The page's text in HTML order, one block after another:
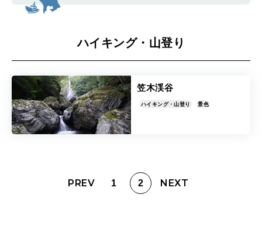
ハイキング・山登り
笠木渓谷
ハイキング・山登り 景色
1 2